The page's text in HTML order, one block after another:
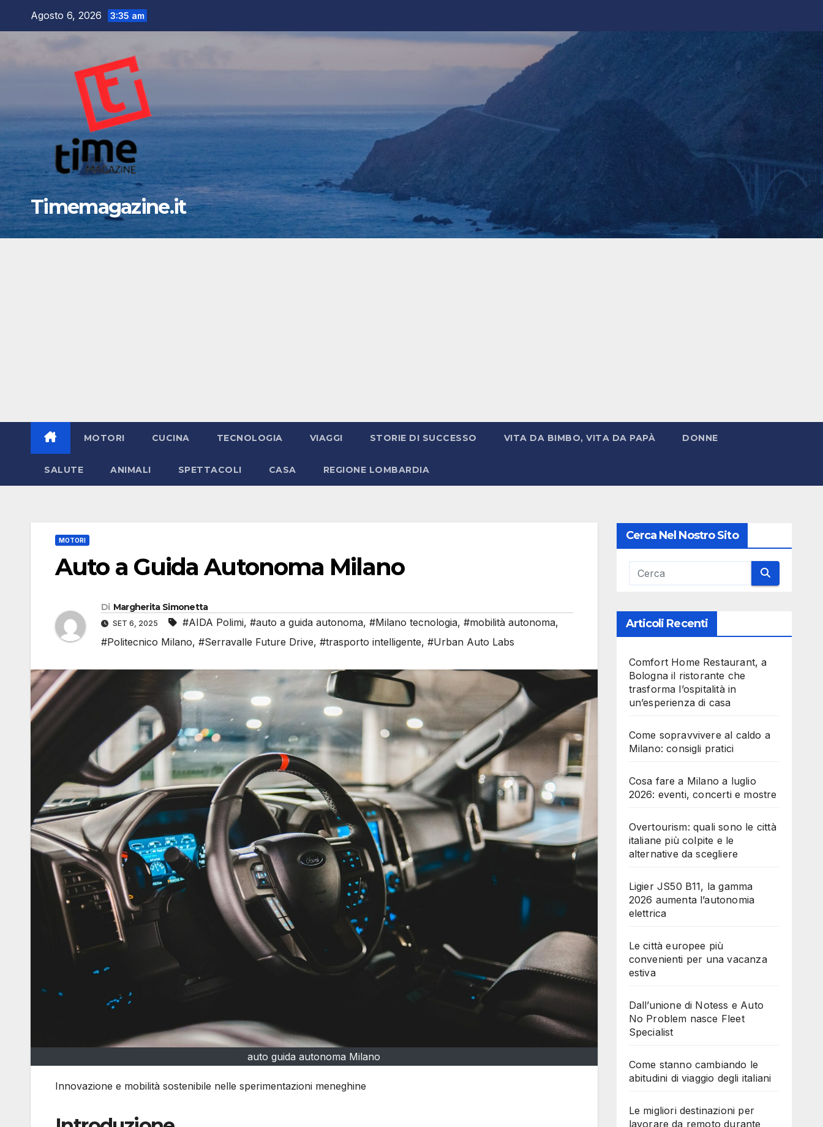
Agosto 6, 2026 3:35 am
Timemagazine.it
MOTORI CUCINA TECNOLOGIA VIAGGI STORIE DI SUCCESSO VITA DA BIMBO, VITA DA PAPÀ DONNE
SALUTE ANIMALI SPETTACOLI CASA REGIONE LOMBARDIA
MOTORI
Auto a Guida Autonoma Milano
Di Margherita Simonetta
SET 6, 2025 #AIDA Polimi, #auto a guida autonoma, #Milano tecnologia, #mobilità autonoma,
#Politecnico Milano, #Serravalle Future Drive, #trasporto intelligente, #Urban Auto Labs
auto guida autonoma Milano
Innovazione e mobilità sostenibile nelle sperimentazioni meneghine
Cerca Nel Nostro Sito
Articoli Recenti
Comfort Home Restaurant, a
Bologna il ristorante che
trasforma l’ospitalità in
un’esperienza di casa
Come sopravvivere al caldo a
Milano: consigli pratici
Cosa fare a Milano a luglio
2026: eventi, concerti e mostre
Overtourism: quali sono le città
italiane più colpite e le
alternative da scegliere
Ligier JS50 B11, la gamma
2026 aumenta l’autonomia
elettrica
Le città europee più
convenienti per una vacanza
estiva
Dall’unione di Notess e Auto
No Problem nasce Fleet
Specialist
Come stanno cambiando le
abitudini di viaggio degli italiani
Le migliori destinazioni per
lavorare da remoto durante